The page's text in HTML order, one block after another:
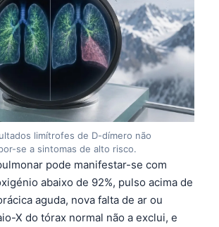
limítrofes de D-dímero não
se a sintomas de alto risco.
pode manifestar-se com
abaixo de 92%, pulso acima de
aguda, nova falta de ar ou
X do tórax normal não a exclui, e